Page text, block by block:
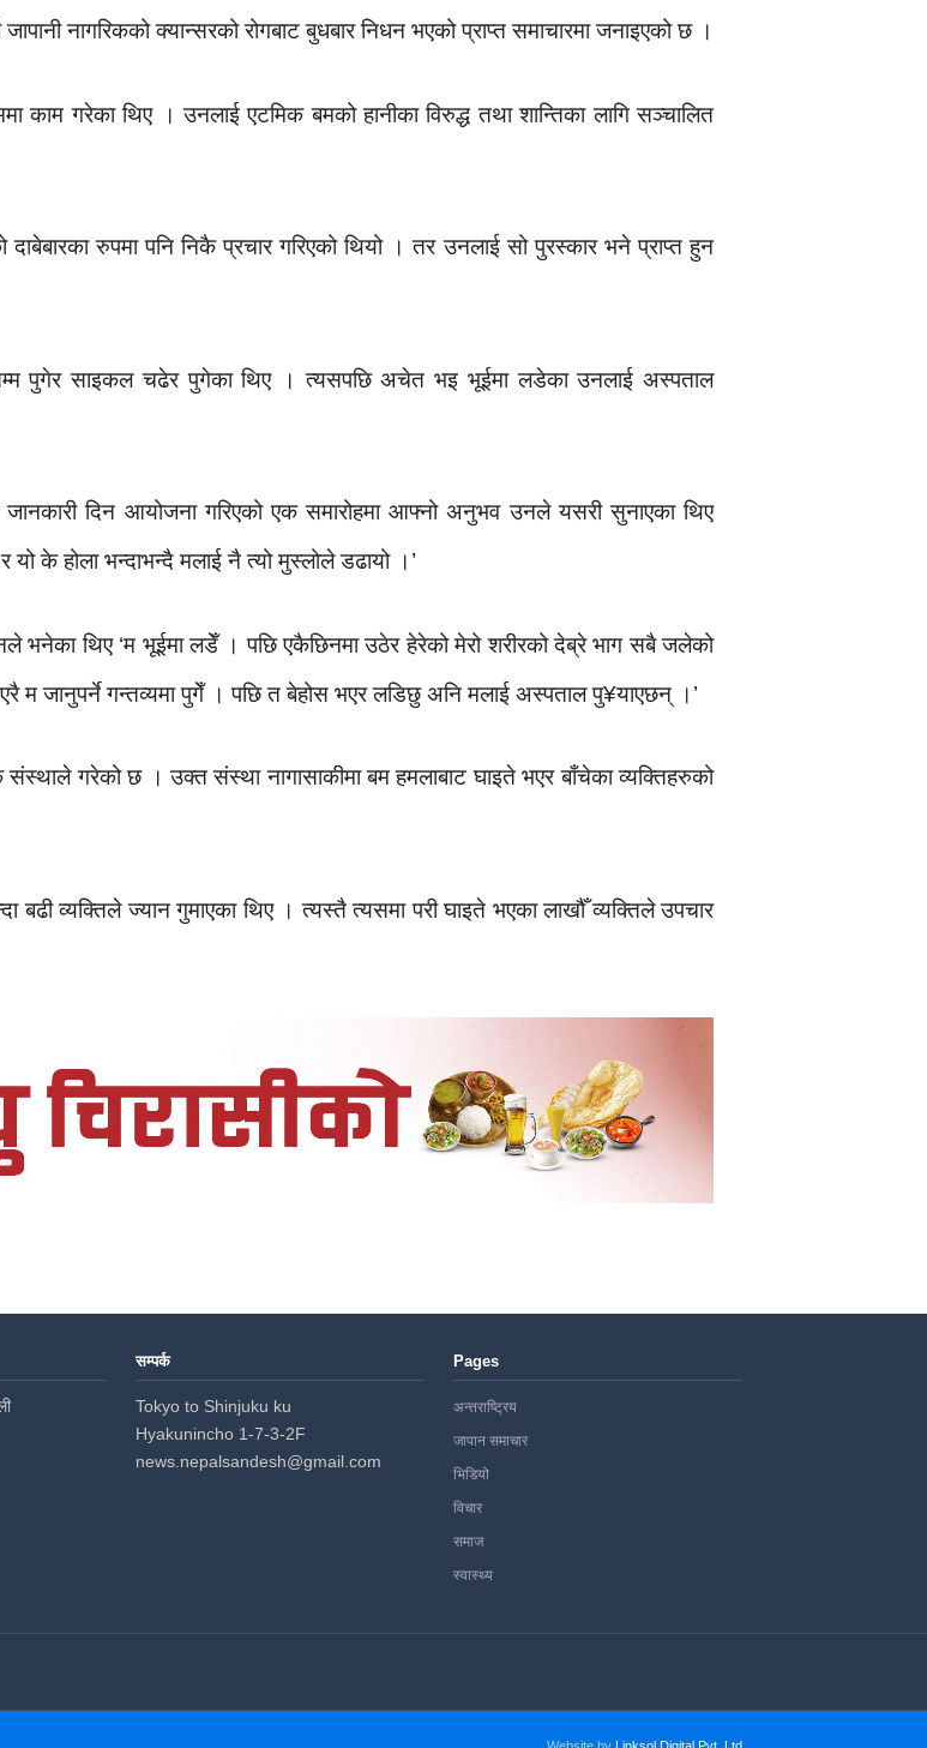
नागरिकको क्यान्सरको रोगबाट बुधबार निधन भएको प्राप्त समाचारमा जनाइएको छ ।
काम गरेका थिए । उनलाई एटमिक बमको हानीका विरुद्ध तथा शान्तिका लागि सञ्चालित
रुपमा पनि निकै प्रचार गरिएको थियो । तर उनलाई सो पुरस्कार भने प्राप्त हुन
पुगेर साइकल चढेर पुगेका थिए । त्यसपछि अचेत भइ भूईमा लडेका उनलाई अस्पताल
जानकारी दिन आयोजना गरिएको एक समारोहमा आफ्नो अनुभव उनले यसरी सुनाएका थिए
के होला भन्दाभन्दै मलाई नै त्यो मुस्लोले डढायो ।’
भनेका थिए ‘म भूईमा लडेँ । पछि एकैछिनमा उठेर हेरेको मेरो शरीरको देब्रे भाग सबै जलेको
म जानुपर्ने गन्तव्यमा पुगेँ । पछि त बेहोस भएर लडिछु अनि मलाई अस्पताल पु¥याएछन् ।’
गरेको छ । उक्त संस्था नागासाकीमा बम हमलाबाट घाइते भएर बाँचेका व्यक्तिहरुको
बढी व्यक्तिले ज्यान गुमाएका थिए । त्यस्तै त्यसमा परी घाइते भएका लाखौँ व्यक्तिले उपचार
सम्पर्क
Tokyo to Shinjuku ku
Hyakunincho 1-7-3-2F
news.nepalsandesh@gmail.com
Pages
अन्तराष्ट्रिय
जापान समाचार
भिडियो
विचार
समाज
स्वास्थ्य